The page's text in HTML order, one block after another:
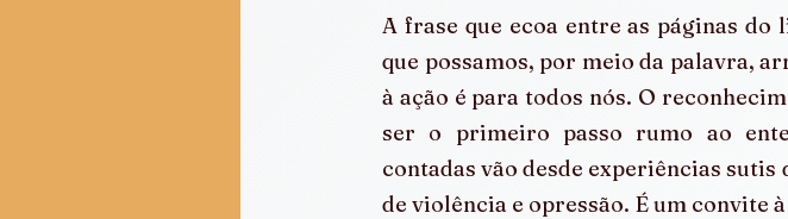
A frase que ecoa entre as páginas
que possamos, por meio da palavra,
à ação é para todos nós. O
ser o primeiro passo rumo ao
contadas vão desde experiências
de violência e opressão. É um convite